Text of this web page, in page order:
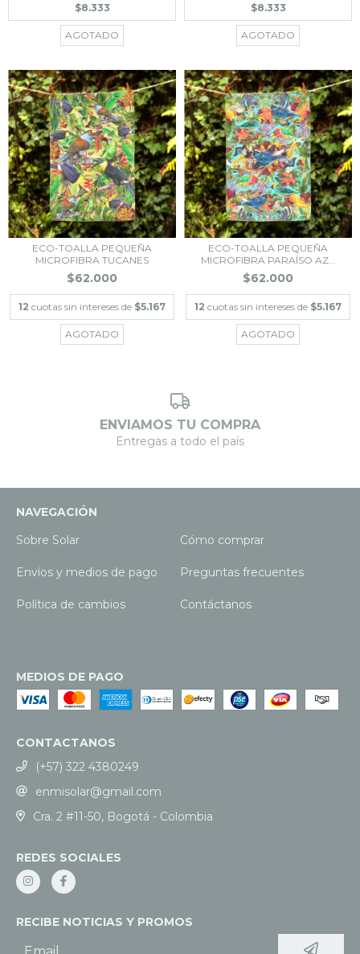
$8.333
AGOTADO
$8.333
AGOTADO
ECO-TOALLA PEQUEÑA
MICROFIBRA TUCANES
$62.000
12 cuotas sin intereses de $5.167
AGOTADO
ECO-TOALLA PEQUEÑA
MICROFIBRA PARAÍSO AZ...
$62.000
12 cuotas sin intereses de $5.167
AGOTADO
ENVIAMOS TU COMPRA
Entregas a todo el país
NAVEGACIÓN
Sobre Solar
Cómo comprar
Envíos y medios de pago Preguntas frecuentes
Política de cambios Contáctanos
MEDIOS DE PAGO
CONTACTANOS
(+57) 322 4380249
enmisolar@gmail.com
Cra. 2 #11-50, Bogotá - Colombia
REDES SOCIALES
RECIBE NOTICIAS Y PROMOS